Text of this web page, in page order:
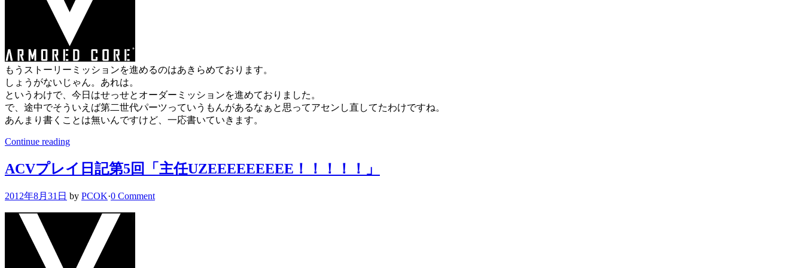
もうストーリーミッションを進めるのはあきらめております。
しょうがないじゃん。あれは。
というわけで、今日はせっせとオーダーミッションを進めておりました。
で、途中でそういえば第二世代パーツっていうもんがあるなぁと思ってアセンし直してたわけですね。
あんまり書くことは無いんですけど、一応書いていきます。
Continue reading
ACVプレイ日記第5回「主任UZEEEEEEEEE！！！！！」
2012年8月31日 by PCOK·0 Comment